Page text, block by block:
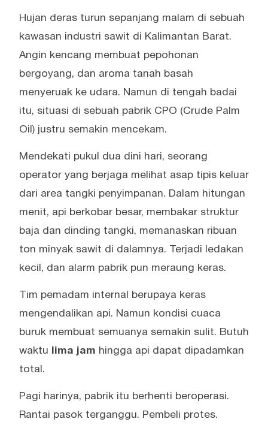
Hujan deras turun sepanjang malam di sebuah
kawasan industri sawit di Kalimantan Barat.
Angin kencang membuat pepohonan
bergoyang, dan aroma tanah basah
menyeruak ke udara. Namun di tengah badai
itu, situasi di sebuah pabrik CPO (Crude Palm
Oil) justru semakin mencekam.
Mendekati pukul dua dini hari, seorang
operator yang berjaga melihat asap tipis keluar
dari area tangki penyimpanan. Dalam hitungan
menit, api berkobar besar, membakar struktur
baja dan dinding tangki, memanaskan ribuan
ton minyak sawit di dalamnya. Terjadi ledakan
kecil, dan alarm pabrik pun meraung keras.
Tim pemadam internal berupaya keras
mengendalikan api. Namun kondisi cuaca
buruk membuat semuanya semakin sulit. Butuh
waktu
lima jam hingga api dapat dipadamkan
total.
Pagi harinya, pabrik itu berhenti beroperasi.
Rantai pasok terganggu. Pembeli protes.